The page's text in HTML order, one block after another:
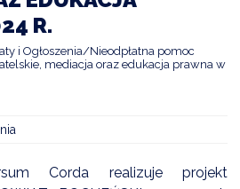
R.
i Ogłoszenia
Nieodpłatna pomoc
mediacja oraz edukacja prawna w
Corda realizuje projekt